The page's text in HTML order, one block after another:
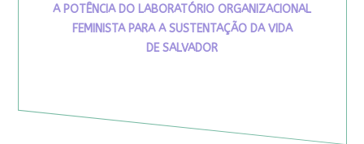
A POTÊNCIA DO LABORATÓRIO ORGANIZACIONAL
FEMINISTA PARA A SUSTENTAÇÃO DA VIDA
DE SALVADOR